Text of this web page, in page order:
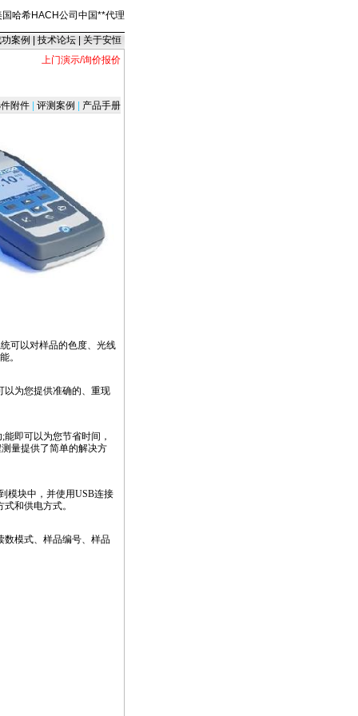
国哈希HACH公司中国**代理
功案例 技术论坛
关于安恒
上门演示/询价报价
附件 评测案例 产品手册
可以对样品的色度、光线
。
以为您提供准确的、重现
即可以为您节省时间，
量提供了简单的解决方
模块中，并使用USB连接
和供电方式。
数模式、样品编号、样品